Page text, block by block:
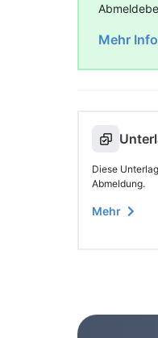
Mehr
Diese
Abmeldung.
Mehr